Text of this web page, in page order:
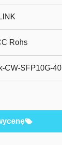
Rohs
CW-SFP10G-40